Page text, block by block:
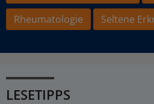
Rheumatologie
Seltene
LESETIPPS